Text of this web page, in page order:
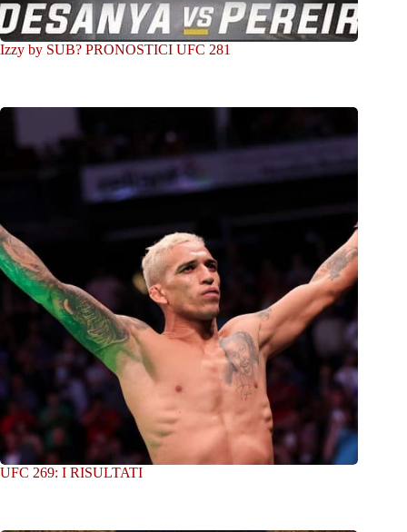
Izzy by SUB? PRONOSTICI UFC 281
UFC 269: I RISULTATI